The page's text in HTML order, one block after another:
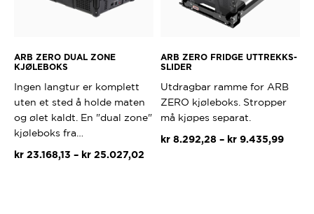
ARB ZERO DUAL ZONE
KJØLEBOKS
Ingen langtur er komplett
uten et sted å holde maten
og ølet kaldt. En "dual zone"
kjøleboks fra…
kr23.168,13 – kr25.027,02Prisområde:
ARB ZERO FRIDGE UTTREKKS-
SLIDER
Utdragbar ramme for ARB
ZERO kjøleboks. Stropper
må kjøpes separat.
kr 8.292,28 – kr 9.435,99